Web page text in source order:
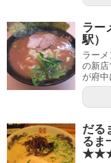
ラー
駅
ラー
の新店
が府
だる
るま